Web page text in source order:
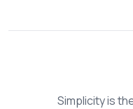
Simplicity is